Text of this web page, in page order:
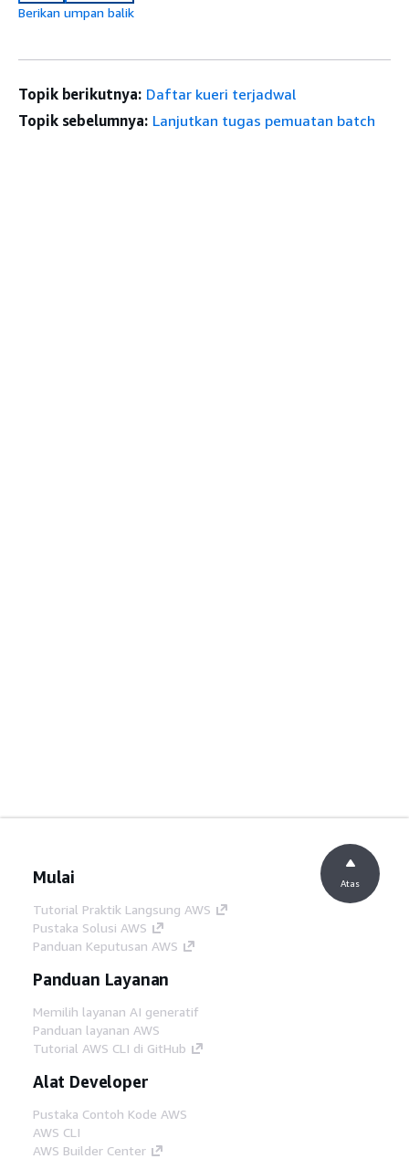
Berikan umpan balik
Topik berikutnya: Daftar kueri terjadwal
Topik sebelumnya: Lanjutkan tugas pemuatan batch
Mulai
Tutorial Praktik Langsung AWS
Pustaka Solusi AWS
Panduan Keputusan AWS
Panduan Layanan
Memilih layanan AI generatif
Panduan layanan AWS
Tutorial AWS CLI di GitHub
Alat Developer
Pustaka Contoh Kode AWS
AWS CLI
AWS Builder Center
Atas